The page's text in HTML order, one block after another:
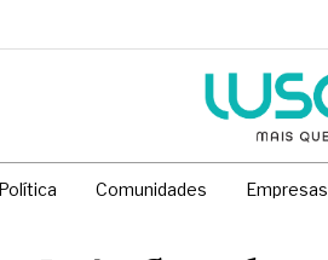
Política Comunidades Empresas